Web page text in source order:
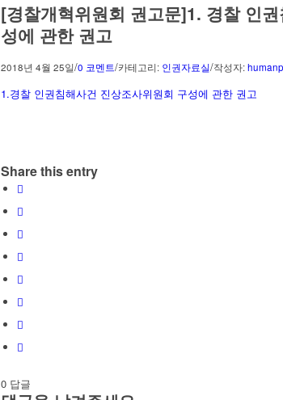
[경찰개혁위원회 권고문]1. 경찰 인
성에 관한 권고
2018년 4월 25일/0 코멘트/카테고리: 인권자료실/작성자:
1.경찰 인권침해사건 진상조사위원회 구성에 관한 권고
Share this entry
0 답글